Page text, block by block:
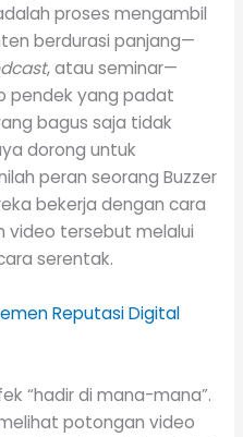
proses mengambil
berdurasi panjang—
, atau seminar—
pendek yang padat
bagus saja tidak
dorong untuk
peran seorang Buzzer
bekerja dengan cara
video tersebut melalui
serentak.
Reputasi Digital
“hadir di mana-mana”.
potongan video